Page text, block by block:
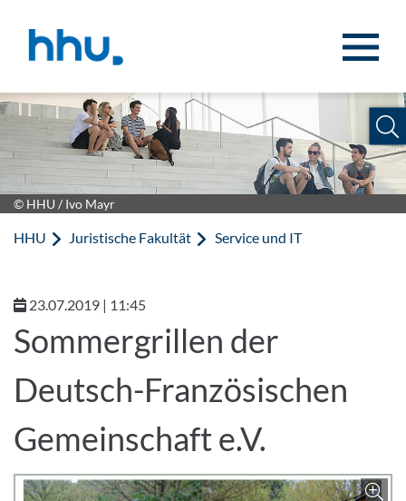
© HHU / Ivo Mayr
HHU Juristische Fakultät Service und IT
23.07.2019 | 11:45
Sommergrillen der
Deutsch-Französischen
Gemeinschaft e.V.